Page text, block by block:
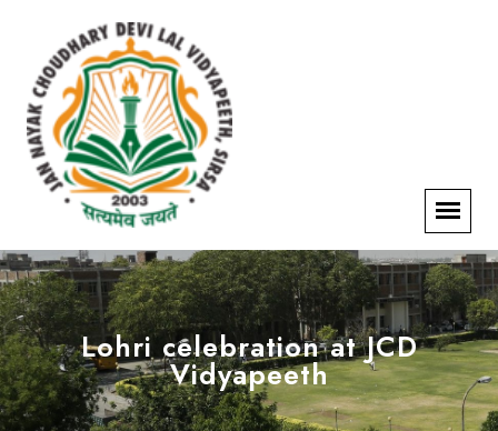
Lohri celebration at JCD
Vidyapeeth